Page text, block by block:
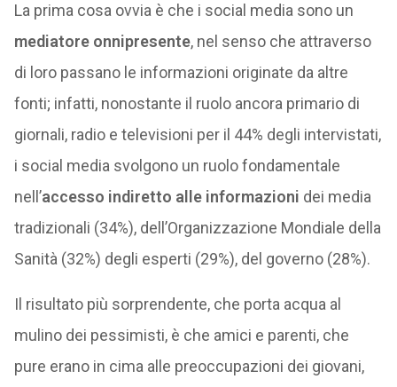
La prima cosa ovvia è che i social media sono un
mediatore onnipresente, nel senso che attraverso
di loro passano le informazioni originate da altre
fonti; infatti, nonostante il ruolo ancora primario di
giornali, radio e televisioni per il 44% degli intervistati,
i social media svolgono un ruolo fondamentale
nell’accesso indiretto alle informazioni dei media
tradizionali (34%), dell’Organizzazione Mondiale della
Sanità (32%) degli esperti (29%), del governo (28%).
Il risultato più sorprendente, che porta acqua al
mulino dei pessimisti, è che amici e parenti, che
pure erano in cima alle preoccupazioni dei giovani,